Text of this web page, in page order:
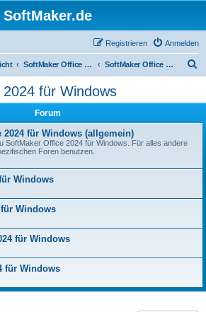
SoftMaker.de
Anmelden
Registrieren
SoftMaker Office 2024 SoftMaker Office 2024 für Windows
für Windows
Forum
2024 für Windows (allgemein)
SoftMaker Office 2024 für Windows. Für alles andere
Foren benutzen.
Windows
für Windows
für Windows
für Windows